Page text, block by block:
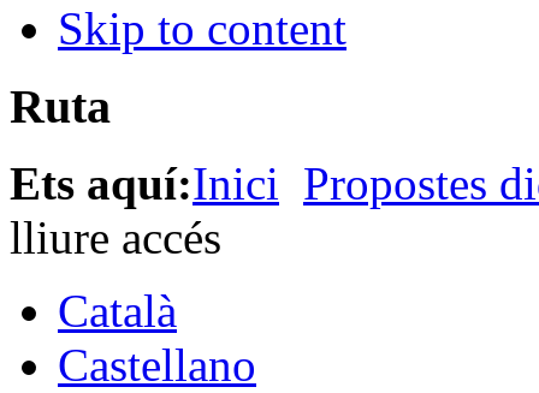
Skip to content
Ruta
Ets aquí:Inici Propostes
lliure accés
Català
Castellano